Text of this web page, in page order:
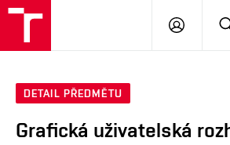
DETAIL PŘEDMĚTU
Grafická uživatelská